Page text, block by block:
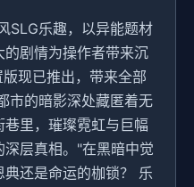
SLG乐趣，以异能题材
剧情为操作者带来沉
现已推出，带来全部
市的暗影深处藏匿着无
里，璀璨霓虹与巨幅
层真相。"在黑暗中觉
还是命运的枷锁？ 乐